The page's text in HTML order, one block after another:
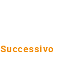
Successivo